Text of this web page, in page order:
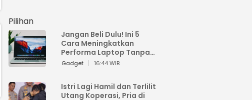
Pilihan
Jangan Beli Dulu! Ini 5
Cara Meningkatkan
Performa Laptop Tanpa
Harus Beli Baru
Gadget 16:44 WIB
Istri Lagi Hamil dan Terlilit
Utang Koperasi, Pria di